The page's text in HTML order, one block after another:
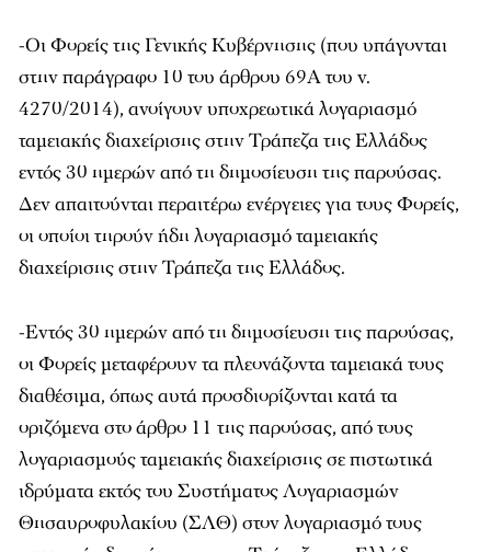
-Οι Φορείς της Γενικής Κυβέρνησης (που υπάγονται
στην παράγραφο 10 του άρθρου 69Α του ν.
4270/2014), ανοίγουν υποχρεωτικά λογαριασμό
ταμειακής διαχείρισης στην Τράπεζα της Ελλάδος
εντός 30 ημερών από τη δημοσίευση της παρούσας.
Δεν απαιτούνται περαιτέρω ενέργειες για τους Φορείς,
οι οποίοι τηρούν ήδη λογαριασμό ταμειακής
διαχείρισης στην Τράπεζα της Ελλάδος.
-Εντός 30 ημερών από τη δημοσίευση της παρούσας,
οι Φορείς μεταφέρουν τα πλεονάζοντα ταμειακά τους
διαθέσιμα, όπως αυτά προσδιορίζονται κατά τα
οριζόμενα στο άρθρο 11 της παρούσας, από τους
λογαριασμούς ταμειακής διαχείρισης σε πιστωτικά
ιδρύματα εκτός του Συστήματος Λογαριασμών
Θησαυροφυλακίου (ΣΛΘ) στον λογαριασμό τους